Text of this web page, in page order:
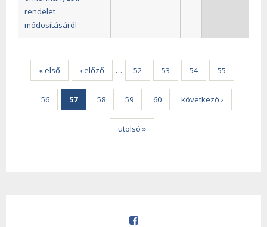
rendelet
módosításáról
Oldalak
« első ‹ előző … 52 53 54 55
56 57 58 59 60 következő ›
utolsó »